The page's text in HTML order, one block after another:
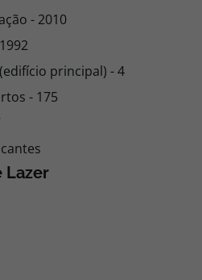
- 2010
principal) - 4
- 175
Lazer